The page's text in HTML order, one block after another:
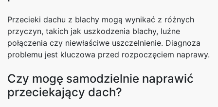
Przecieki dachu z blachy mogą wynikać z różnych
przyczyn, takich jak uszkodzenia blachy, luźne
połączenia czy niewłaściwe uszczelnienie. Diagnoza
problemu jest kluczowa przed rozpoczęciem naprawy.
Czy mogę samodzielnie naprawić
przeciekający dach?